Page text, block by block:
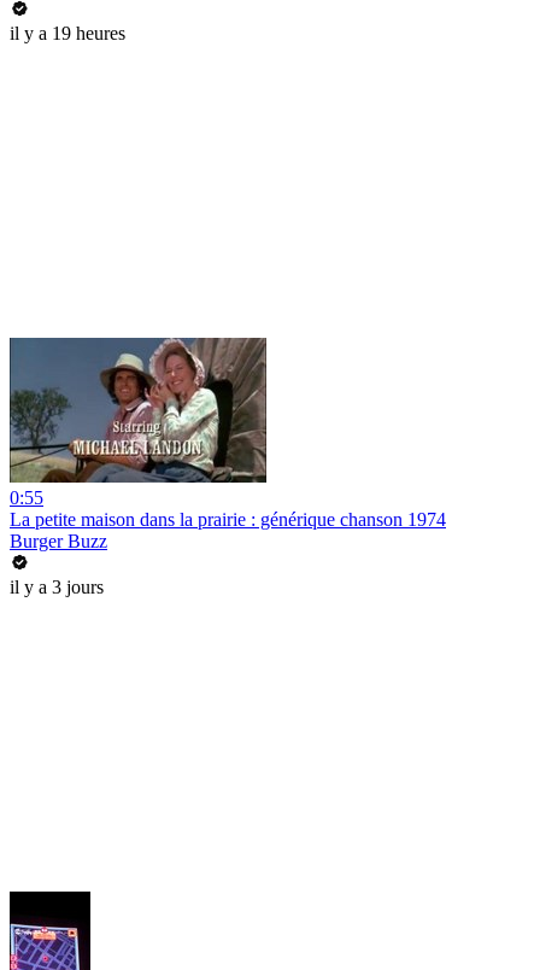
il y a 19 heures
0:55
La petite maison dans la prairie : générique chanson 1974
Burger Buzz
il y a 3 jours